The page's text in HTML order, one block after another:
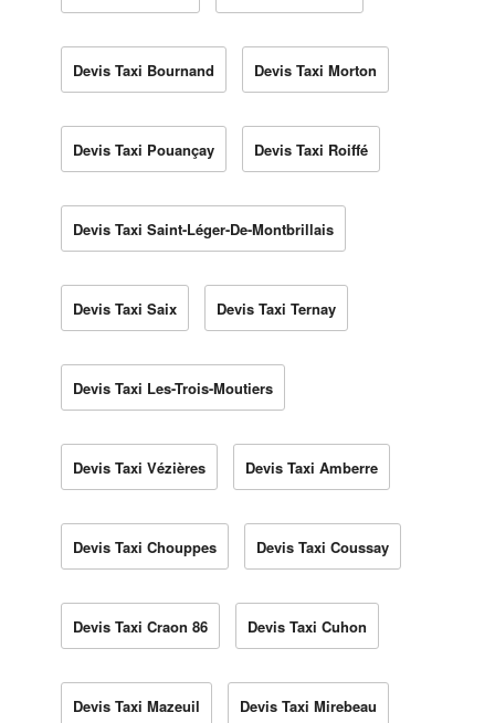
Devis Taxi Bournand Devis Taxi Morton
Devis Taxi Pouançay Devis Taxi Roiffé
Devis Taxi Saint-Léger-De-Montbrillais
Devis Taxi Saix Devis Taxi Ternay
Devis Taxi Les-Trois-Moutiers
Devis Taxi Vézières Devis Taxi Amberre
Devis Taxi Chouppes Devis Taxi Coussay
Devis Taxi Craon 86 Devis Taxi Cuhon
Devis Taxi Mazeuil Devis Taxi Mirebeau